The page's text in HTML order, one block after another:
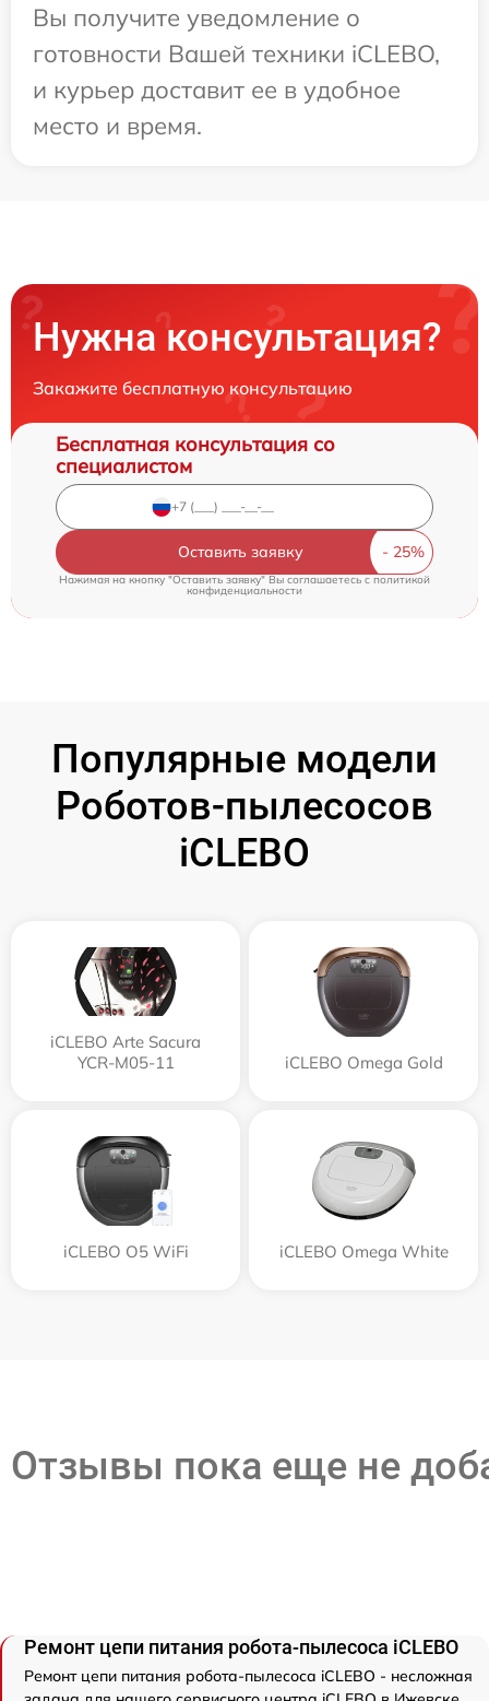
Вы получите уведомление о
готовности Вашей техники iCLEBO,
и курьер доставит ее в удобное
место и время.
Нужна консультация?
Закажите бесплатную консультацию
Бесплатная консультация со
специалистом
Оставить заявку
Нажимая на кнопку "Оставить заявку" Вы соглашаетесь cполитикой
конфиденциальности
Популярные модели
Роботов-пылесосов
iCLEBO
iCLEBO Arte Sacura
YCR-M05-11
iCLEBO Omega Gold
iCLEBO O5 WiFi iCLEBO Omega White
Отзывы пока еще не
Ремонт цепи питания робота-пылесоса iCLEBO
Ремонт цепи питания робота-пылесоса iCLEBO - несложная